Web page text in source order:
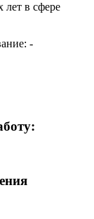
лет в сфере
-